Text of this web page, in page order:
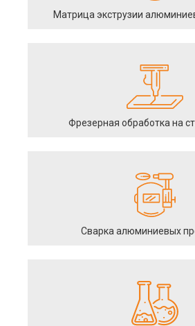
Матрица экструзии
Фрезерная обработка на
Сварка алюминиевых